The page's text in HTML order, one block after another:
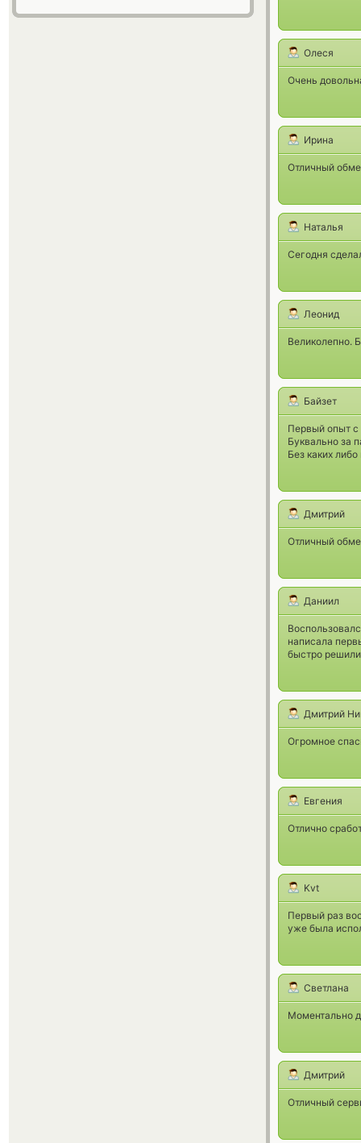
Олеся
Очень
Ирина
Отличный
Наталья
Сегодня
Леонид
Великолепно.
Байзет
Первый опыт
Буквально за
Без каких
Дмитрий
Отличный
Даниил
написала
быстро
Дмитрий
Огромное
Евгения
Отлично
Kvt
Первый раз
уже была
Светлана
Моментально
Дмитрий
Отличный